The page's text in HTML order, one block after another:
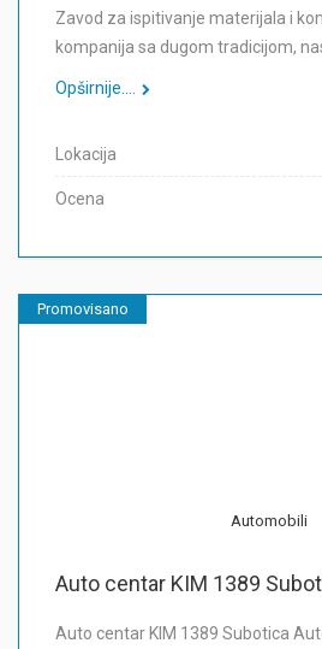
Zavod za ispitivanje materijala i
kompanija sa dugom tradicijom,
Opširnije....
Lokacija
Ocena
Promovisano
Automobili
Auto centar KIM 1389
Auto centar KIM 1389 Subotica